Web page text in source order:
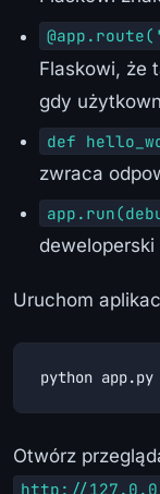
Flaskowi, że
gdy
def
zwraca
deweloperski
Uruchom
python app.py
Otwórz
http://